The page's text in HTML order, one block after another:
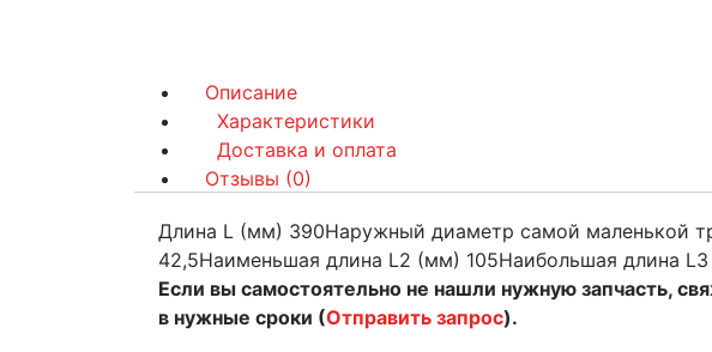
Описание
Характеристики
Доставка и оплата
Отзывы (0)
Длина L (мм) 390Наружный диаметр самой маленькой
42,5Наименьшая длина L2 (мм) 105Наибольшая длина
Если вы самостоятельно не нашли нужную запчасть,
в нужные сроки (Отправить запрос).